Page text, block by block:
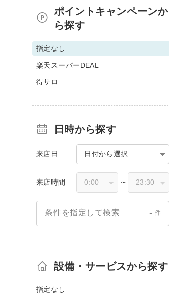
ポイントキャンペーンか
ら探す
指定なし
楽天スーパーDEAL
得サロ
日時から探す
来店日 日付から選択
来店時間 〜
条件を指定して検索 - 件
設備・サービスから探す
指定なし